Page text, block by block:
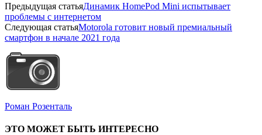
Предыдущая статьяДинамик HomePod Mini испытывает
проблемы с интернетом
Следующая статьяMotorola готовит новый премиальный
смартфон в начале 2021 года
Роман Розенталь
ЭТО МОЖЕТ БЫТЬ ИНТЕРЕСНО